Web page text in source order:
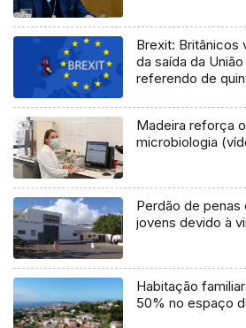
Brexit: Britânicos
da saída da
referendo de
Madeira reforça
microbiologia
Perdão de penas
jovens devido à
Habitação
50% no espaço